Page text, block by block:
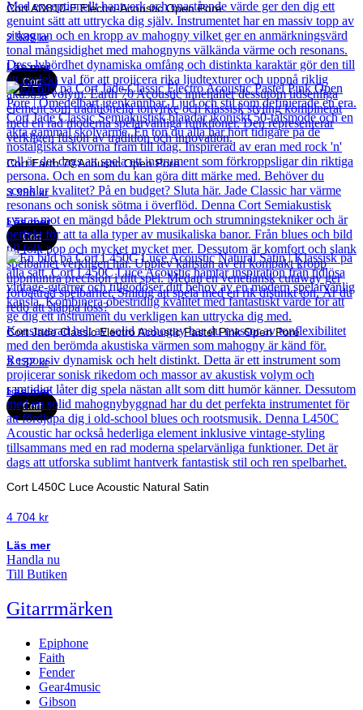
Cort AD810-E Electro-Acoustic Open Pore
2 989kr
Läs mer
Cort
Cort Earth 70 Acoustic Open Pore
3 990kr
Läs mer
Cort
Cort Jade Classic Electro Acoustic Pastel Pink Open Pore
3 132kr
Läs mer
Cort
Cort L450C Luce Acoustic Natural Satin
4 704 kr
Läs mer
Handla nu
Till Butiken
Gitarrmärken
Epiphone
Faith
Fender
Gear4music
Gibson